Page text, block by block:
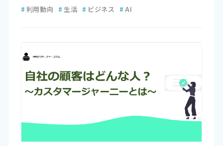
# 利用動向 # 生活 # ビジネス # AI